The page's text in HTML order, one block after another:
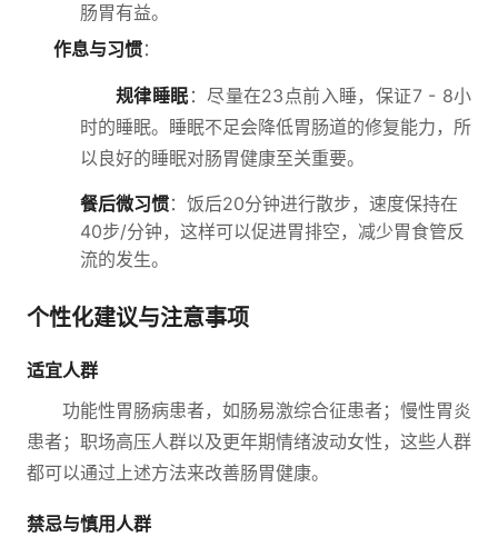
肠胃有益。
作息与习惯：
规律睡眠 ：尽量在23点前入睡，保证7 - 8小
时的睡眠。睡眠不足会降低胃肠道的修复能力，所
以良好的睡眠对肠胃健康至关重要。
餐后微习惯：饭后20分钟进行散步，速度保持在
40步/分钟，这样可以促进胃排空，减少胃食管反
流的发生。
个性化建议与注意事项
适宜人群
功能性胃肠病患者，如肠易激综合征患者；慢性胃炎
患者；职场高压人群以及更年期情绪波动女性，这些人群
都可以通过上述方法来改善肠胃健康。
禁忌与慎用人群